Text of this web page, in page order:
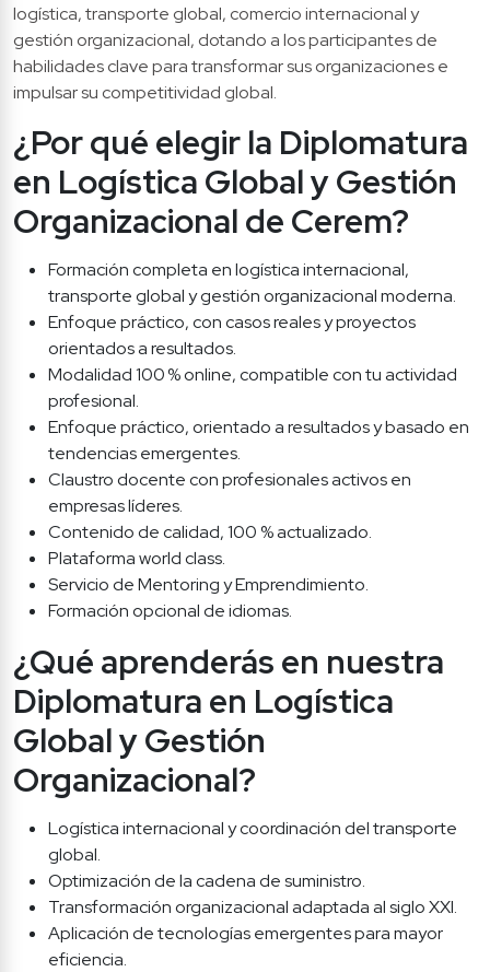
logística, transporte global, comercio internacional y
gestión organizacional, dotando a los participantes de
habilidades clave para transformar sus organizaciones e
impulsar su competitividad global.
¿Por qué elegir la Diplomatura
en Logística Global y Gestión
Organizacional de Cerem?
Formación completa en logística internacional,
transporte global y gestión organizacional moderna.
Enfoque práctico, con casos reales y proyectos
orientados a resultados.
Modalidad 100 % online, compatible con tu actividad
profesional.
Enfoque práctico, orientado a resultados y basado en
tendencias emergentes.
Claustro docente con profesionales activos en
empresas líderes.
Contenido de calidad, 100 % actualizado.
Plataforma world class.
Servicio de Mentoring y Emprendimiento.
Formación opcional de idiomas.
¿Qué aprenderás en nuestra
Diplomatura en Logística
Global y Gestión
Organizacional?
Logística internacional y coordinación del transporte
global.
Optimización de la cadena de suministro.
Transformación organizacional adaptada al siglo XXI.
Aplicación de tecnologías emergentes para mayor
eficiencia.